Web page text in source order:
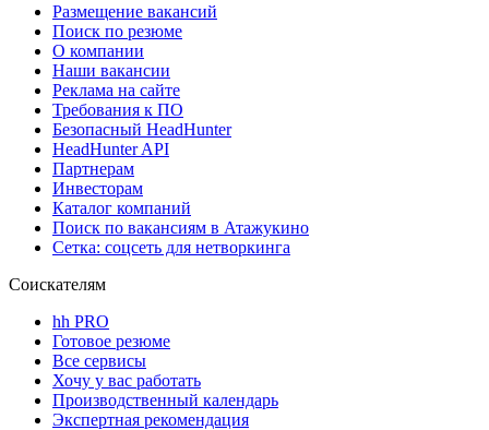
Размещение вакансий
Поиск по резюме
О компании
Наши вакансии
Реклама на сайте
Требования к ПО
Безопасный HeadHunter
HeadHunter API
Партнерам
Инвесторам
Каталог компаний
Поиск по вакансиям в Атажукино
Сетка: соцсеть для нетворкинга
Соискателям
hh PRO
Готовое резюме
Все сервисы
Хочу у вас работать
Производственный календарь
Экспертная рекомендация